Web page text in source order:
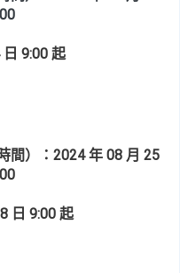
9:00 起
間）：2024 年 08 月 25
日 9:00 起